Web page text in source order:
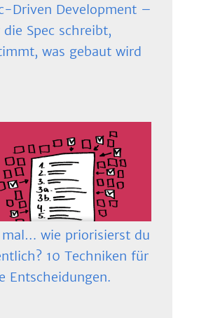
Driven Development –
die Spec schreibt,
was gebaut wird
mal… wie priorisierst du
10 Techniken für
Entscheidungen.